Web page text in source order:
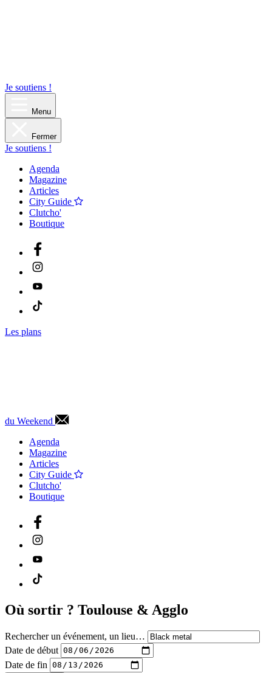
Je soutiens !
Menu
Fermer
Je soutiens !
Agenda
Magazine
Articles
City Guide
Clutcho'
Boutique
Les plans
du Weekend
Agenda
Magazine
Articles
City Guide
Clutcho'
Boutique
Où sortir ? Toulouse & Agglo
Rechercher un événement, un lieu…
Date de début
Date de fin